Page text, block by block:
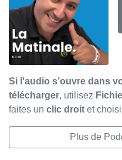
Si l'audio s’ouvre dans
télécharger, utilisez
faites un clic droit et
Plus de